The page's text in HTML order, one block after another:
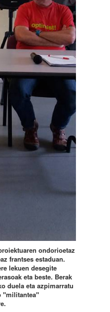
ondorioetaz
frantses estaduan.
lekuen desegite
eta beste. Berak
duela eta azpimarratu
"militantea"